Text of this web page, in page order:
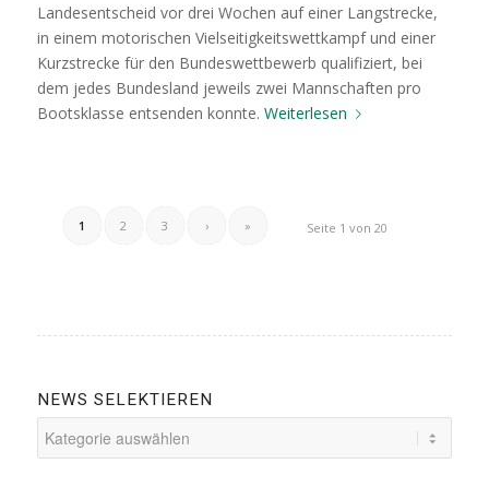
Landesentscheid vor drei Wochen auf einer Langstrecke,
in einem motorischen Vielseitigkeitswettkampf und einer
Kurzstrecke für den Bundeswettbewerb qualifiziert, bei
dem jedes Bundesland jeweils zwei Mannschaften pro
Bootsklasse entsenden konnte. Weiterlesen
Seite 1 von 20
1 2 3 › »
NEWS SELEKTIEREN
News
selektieren